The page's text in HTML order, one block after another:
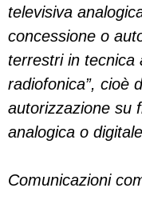
televisiva
concessione o
terrestri in tecnica
radiofonica”, cioè
autorizzazione su
analogica o
Comunicazioni